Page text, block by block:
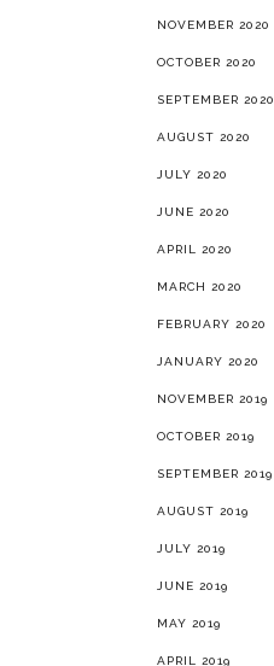
NOVEMBER 2020
OCTOBER 2020
SEPTEMBER 2020
AUGUST 2020
JULY 2020
JUNE 2020
APRIL 2020
MARCH 2020
FEBRUARY 2020
JANUARY 2020
NOVEMBER 2019
OCTOBER 2019
SEPTEMBER 2019
AUGUST 2019
JULY 2019
JUNE 2019
MAY 2019
APRIL 2019